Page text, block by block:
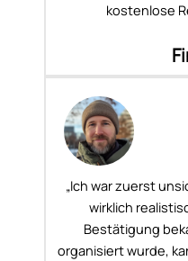
kostenlose
„Ich war zuerst
wirklich
Bestätigung
organisiert wurde,